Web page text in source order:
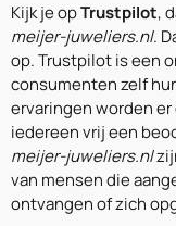
Kijk je opTrustpilot,
meijer-juweliers.nl.
op. Trustpilot is een
consumenten zelf
ervaringen worden
iedereen vrij een
meijer-juweliers.nl
van mensen die
ontvangen of zich